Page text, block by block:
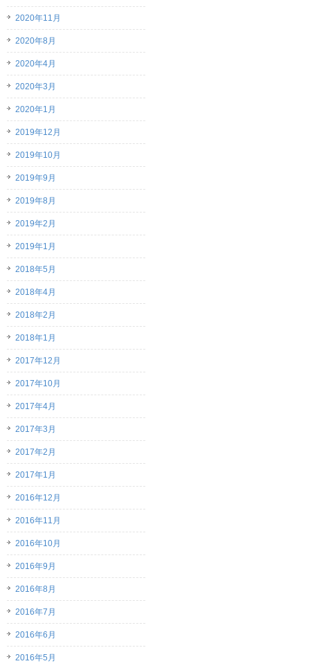
2020年11月
2020年8月
2020年4月
2020年3月
2020年1月
2019年12月
2019年10月
2019年9月
2019年8月
2019年2月
2019年1月
2018年5月
2018年4月
2018年2月
2018年1月
2017年12月
2017年10月
2017年4月
2017年3月
2017年2月
2017年1月
2016年12月
2016年11月
2016年10月
2016年9月
2016年8月
2016年7月
2016年6月
2016年5月